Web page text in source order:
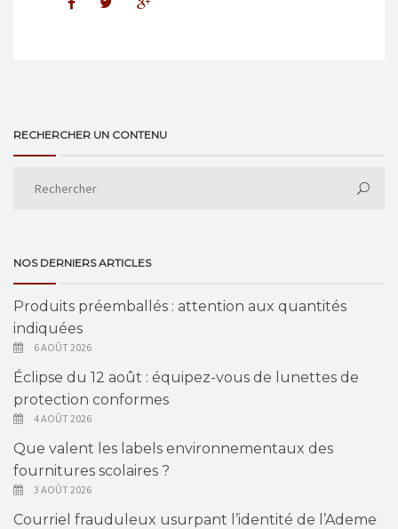
RECHERCHER UN CONTENU
NOS DERNIERS ARTICLES
Produits préemballés : attention aux quantités
indiquées
6 AOÛT 2026
Éclipse du 12 août : équipez-vous de lunettes de
protection conformes
4 AOÛT 2026
Que valent les labels environnementaux des
fournitures scolaires ?
3 AOÛT 2026
Courriel frauduleux usurpant l’identité de l’Ademe